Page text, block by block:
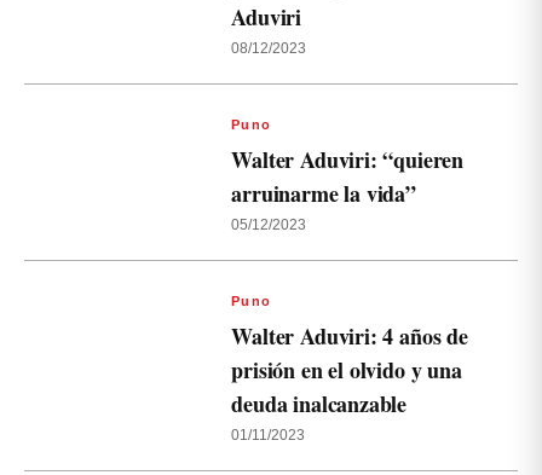
Aduviri
08/12/2023
Puno
Walter Aduviri: “quieren
arruinarme la vida”
05/12/2023
Puno
Walter Aduviri: 4 años de
prisión en el olvido y una
deuda inalcanzable
01/11/2023